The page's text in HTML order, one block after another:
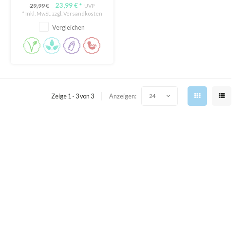
fermentiertem Sojaextrakt, das
Elastizität verbessert, während
es für einen strahlenden Teint
sorgt.
29,99 € 23,99 € * UVP
* Inkl. MwSt. zzgl. Versandkosten
Vergleichen
Zeige 1 - 3 von 3 Anzeigen: 24